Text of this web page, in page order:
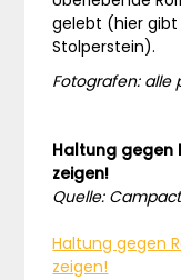
gelebt (hier gibt
Stolperstein).
Fotografen: alle
Haltung gegen
zeigen!
Quelle: Campact
Haltung gegen
zeigen!